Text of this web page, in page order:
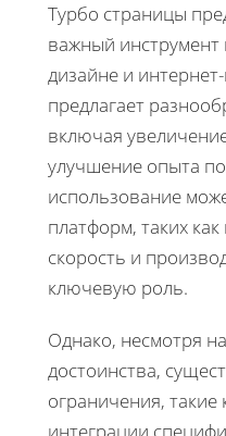
Турбо страницы
важный
дизайне и
предлагает
включая
улучшение опыта
использование
платформ, таких
скорость и
ключевую роль.
Однако, несмотря
достоинства,
ограничения, такие